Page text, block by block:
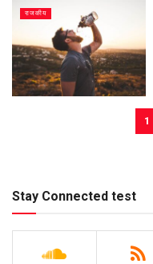
राजकीय
1
Stay Connected test